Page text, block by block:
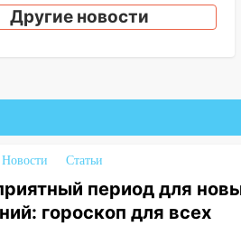
период
образовалось
Ульяновской области
крупный град
Другие новости
Новости Статьи
период для
гороскоп для всех